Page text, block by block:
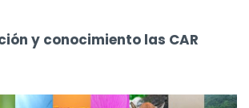
y conocimiento las CAR